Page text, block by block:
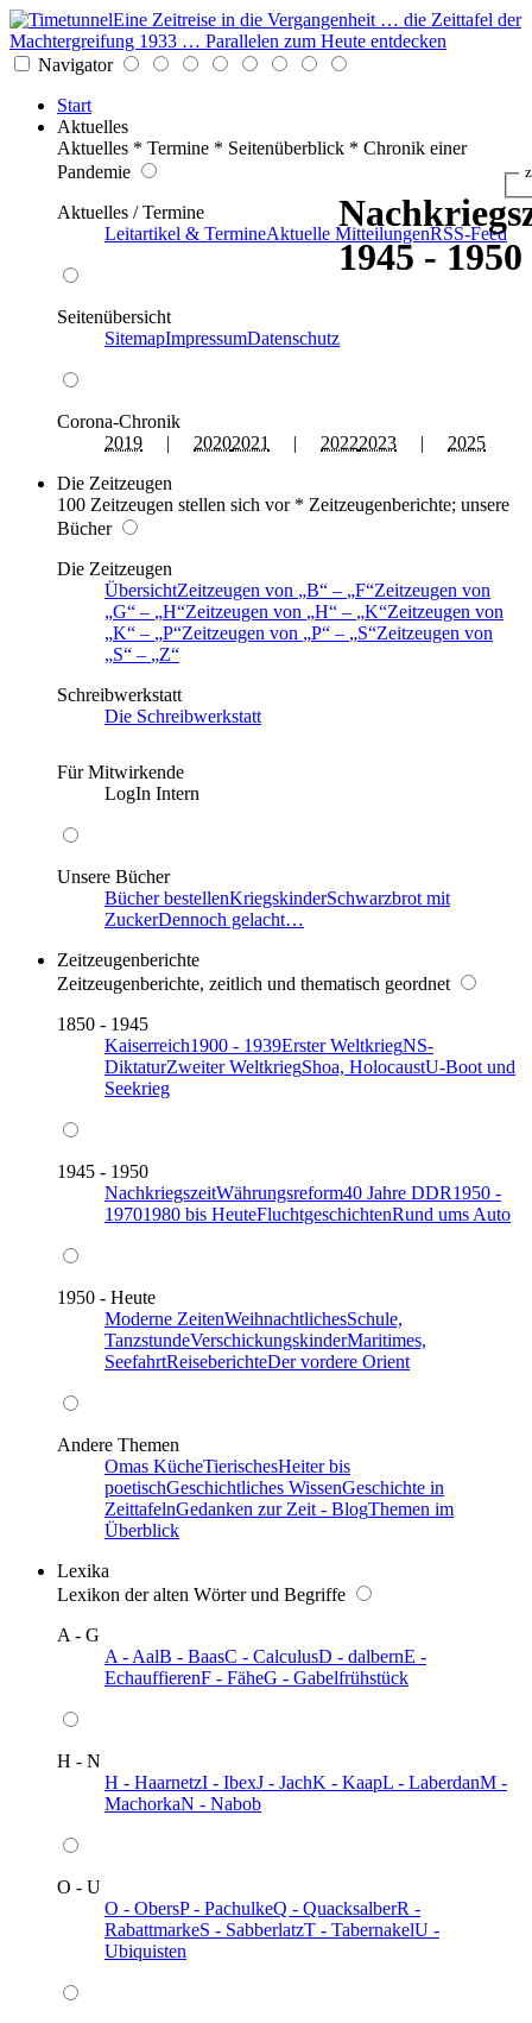
Eine Zeitreise in die Vergangenheit … die Zeittafel der
Machtergreifung 1933 … Parallelen zum Heute entdecken
Navigator
Start
Aktuelles
Aktuelles * Termine * Seitenüberblick * Chronik einer
Pandemie
Aktuelles / Termine
Leitartikel & TermineAktuelle MitteilungenRSS-Feed
Seitenübersicht
SitemapImpressumDatenschutz
Corona-Chronik
2019 | 20202021 | 20222023 | 2025
Die Zeitzeugen
100 Zeitzeugen stellen sich vor * Zeitzeugenberichte; unsere
Bücher
Die Zeitzeugen
ÜbersichtZeitzeugen von B – F Zeitzeugen von
G
– H Zeitzeugen von H – K Zeitzeugen von
K
– P Zeitzeugen von P – S Zeitzeugen von
S
–
Z
Schreibwerkstatt
Die Schreibwerkstatt
Für Mitwirkende
LogIn Intern
Unsere Bücher
Bücher bestellenKriegskinderSchwarzbrot mit
ZuckerDennoch gelacht…
Zeitzeugenberichte
Zeitzeugenberichte, zeitlich und thematisch geordnet
1850 - 1945
Kaiserreich1900 - 1939Erster WeltkriegNS-
DiktaturZweiter WeltkriegShoa, HolocaustU-Boot und
Seekrieg
1945 - 1950
NachkriegszeitWährungsreform40 Jahre DDR1950 -
19701980 bis HeuteFluchtgeschichtenRund ums Auto
1950 - Heute
Moderne ZeitenWeihnachtlichesSchule,
TanzstundeVerschickungskinderMaritimes,
SeefahrtReiseberichteDer vordere Orient
Andere Themen
Omas KücheTierischesHeiter bis
poetischGeschichtliches WissenGeschichte in
ZeittafelnGedanken zur Zeit - BlogThemen im
Überblick
Lexika
Lexikon der alten Wörter und Begriffe
A - G
A - AalB - BaasC - CalculusD - dalbernE -
EchauffierenF - FäheG - Gabelfrühstück
H - N
H - HaarnetzI - IbexJ - JachK - KaapL - LaberdanM -
MachorkaN - Nabob
O - U
O - ObersP - PachulkeQ - QuacksalberR -
RabattmarkeS - SabberlatzT - TabernakelU -
Ubiquisten
1945 - 1950